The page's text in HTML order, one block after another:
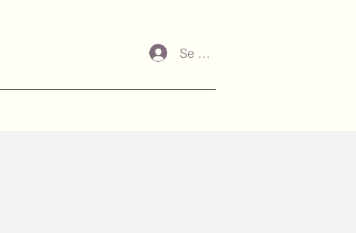
Se connecter